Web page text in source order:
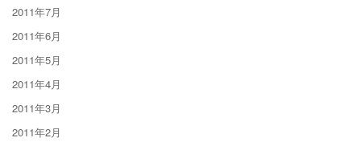
2011年7月
2011年6月
2011年5月
2011年4月
2011年3月
2011年2月